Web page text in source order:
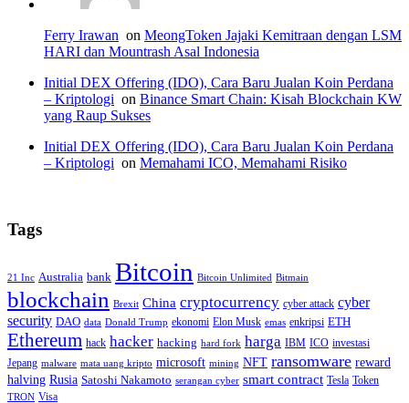
Ferry Irawan on MeongToken Jajaki Kemitraan dengan LSM
HARI dan Mountrash Asal Indonesia
Initial DEX Offering (IDO), Cara Baru Jualan Koin Perdana
– Kriptologi on Binance Smart Chain: Kisah Blockchain KW
yang Raup Sukses
Initial DEX Offering (IDO), Cara Baru Jualan Koin Perdana
– Kriptologi on Memahami ICO, Memahami Risiko
Tags
21 Inc Australia bank Bitcoin Bitcoin Unlimited Bitmain
blockchain Brexit China cryptocurrency cyber attack cyber
security DAO data Donald Trump ekonomi Elon Musk emas enkripsi ETH
Ethereum hack hacker hacking hard fork harga IBM ICO investasi
Jepang malware mata uang kripto microsoft mining NFT ransomware reward
halving Rusia Satoshi Nakamoto serangan cyber smart contract Tesla Token
TRON Visa